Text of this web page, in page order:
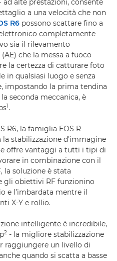
alte prestazioni, consente
a una velocità che non
R6 possono scattare fino a
completamente
sia il rilevamento
che la messa a fuoco
la certezza di catturare foto
in qualsiasi luogo e senza
impostando la prima tendina
seconda meccanica, è
1.
R6, la famiglia EOS R
stabilizzazione d'immagine
offre vantaggi a tutti i tipi di
in combinazione con il
la soluzione è stata
gli obiettivi RF funzionino
e l’imbardata mentre il
X-Y e rollio.
intelligente è incredibile,
2 - la migliore stabilizzazione
raggiungere un livello di
quando si scatta a basse